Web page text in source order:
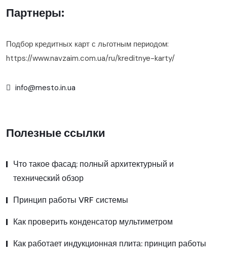
Партнеры:
Подбор кредитных карт с льготным периодом:
https://www.navzaim.com.ua/ru/kreditnye-karty/
info@mesto.in.ua
Полезные ссылки
Что такое фасад: полный архитектурный и
технический обзор
Принцип работы VRF системы
Как проверить конденсатор мультиметром
Как работает индукционная плита: принцип работы